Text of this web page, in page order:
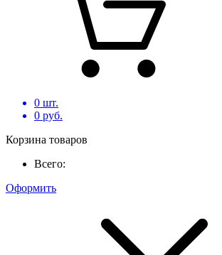
0 шт.
0 руб.
Корзина товаров
Всего:
Оформить